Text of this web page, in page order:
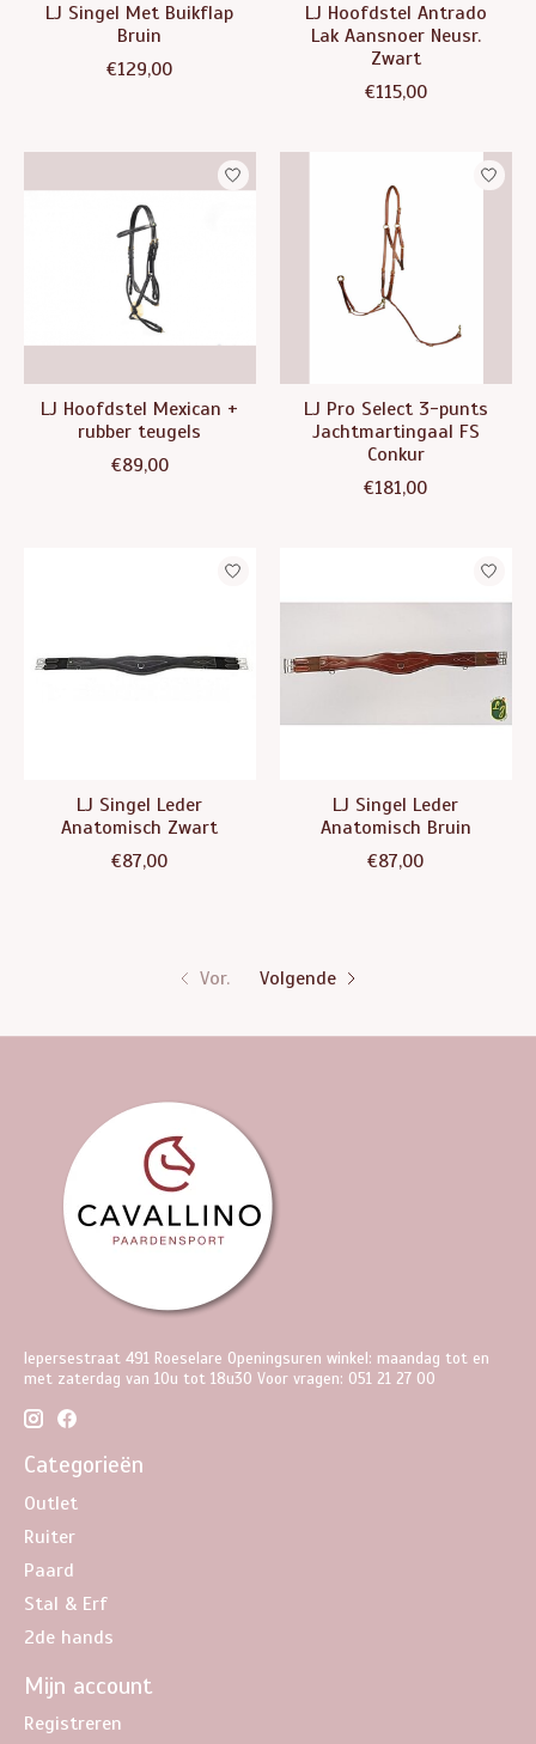
LJ Singel Met Buikflap
Bruin
€129,00
LJ Hoofdstel Antrado
Lak Aansnoer Neusr.
Zwart
€115,00
LJ Hoofdstel Mexican +
rubber teugels
€89,00
LJ Pro Select 3-punts
Jachtmartingaal FS
Conkur
€181,00
LJ Singel Leder
Anatomisch Zwart
€87,00
LJ Singel Leder
Anatomisch Bruin
€87,00
Vor. Volgende
Iepersestraat 491 Roeselare Openingsuren winkel: maandag tot en
met zaterdag van 10u tot 18u30 Voor vragen: 051 21 27 00
Categorieën
Outlet
Ruiter
Paard
Stal & Erf
2de hands
Mijn account
Registreren